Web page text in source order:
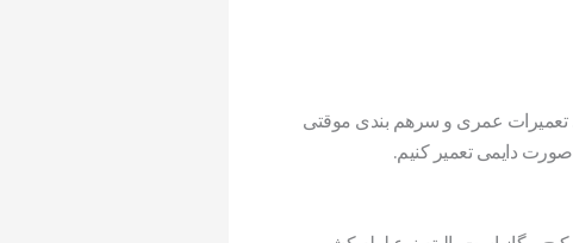
تعمیرات عمری و سرهم بندی موقتی
دایمی تعمیر کنیم.